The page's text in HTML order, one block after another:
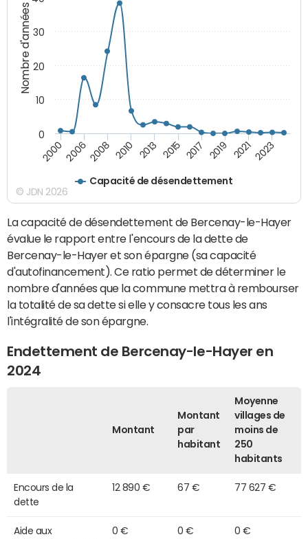
Nombre d'années
Capacité de désendettement
2000 20062008 2010 2013 2015 2017 2019 2021 2023
0
10
20
30
© JDN 2026
La capacité de désendettement de Bercenay-le-Hayer
évalue le rapport entre l'encours de la dette de
Bercenay-le-Hayer et son épargne (sa capacité
d'autofinancement). Ce ratio permet de déterminer le
nombre d'années que la commune mettra à rembourser
la totalité de sa dette si elle y consacre tous les ans
l'intégralité de son épargne.
Endettement de Bercenay-le-Hayer en
2024
Montant
Montant
par
habitant
Moyenne
villages de
moins de
250
habitants
Encours de la
dette
12 890 € 67 € 77 627 €
Aide aux
0 € 0 € 0 €